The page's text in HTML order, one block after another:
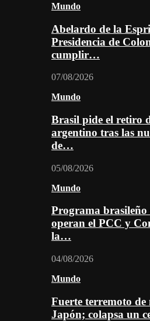
Mundo
Abelardo de la
Presidencia de
cumplir…
07/08/2026
Mundo
Brasil pide el retiro
argentino tras las
de…
05/08/2026
Mundo
Programa brasileño
operan el PCC y
la…
04/08/2026
Mundo
Fuerte terremoto
Japón; colapsa un